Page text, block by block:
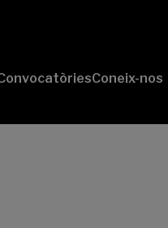
Coneix-nos